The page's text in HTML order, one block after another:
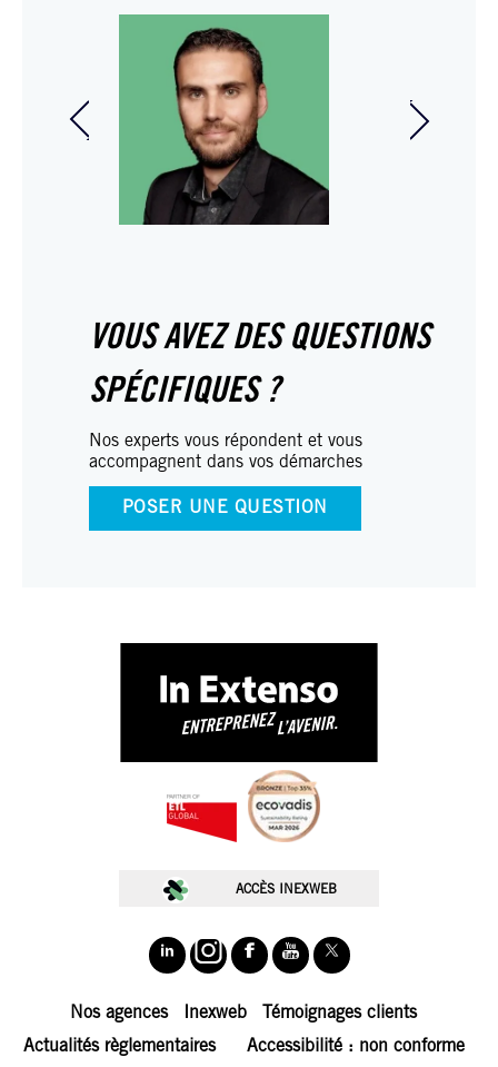
Directeur du
développement
VOUS AVEZ DES QUESTIONS
SPÉCIFIQUES ?
Nos experts vous répondent et vous
accompagnent dans vos démarches
POSER UNE QUESTION
ACCÈS INEXWEB
Nos agences Inexweb
Témoignages clients
Actualités règlementaires
Accessibilité : non conforme